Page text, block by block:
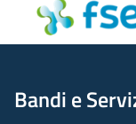
Bandi e